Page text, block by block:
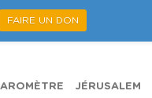
JÉRUSALEM
FAIRE UN DON